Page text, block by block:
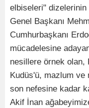
elbiseleri"
Genel Başkanı
Cumhurbaşkanı
mücadelesine
nesillere örnek olan,
Kudüs'ü, mazlum ve
son nefesine kadar
Akif İnan